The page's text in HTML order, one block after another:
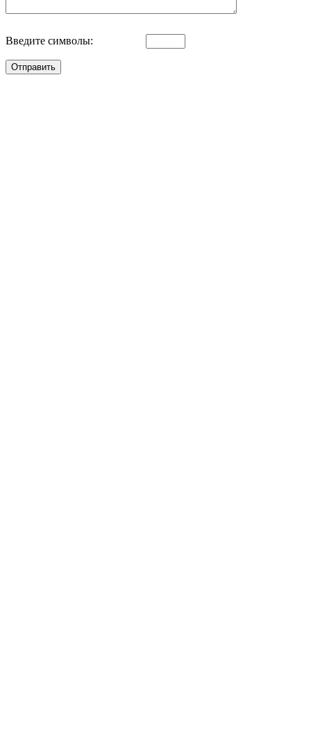
Введите символы: